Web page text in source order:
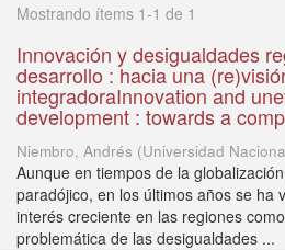
Mostrando ítems 1-1 de 1
Innovación y desigualdades
desarrollo : hacia una
integradoraInnovation and
development : towards a
Niembro, Andrés (Universidad
Aunque en tiempos de la
paradójico, en los últimos años se ha
interés creciente en las regiones
problemática de las desigualdades ...